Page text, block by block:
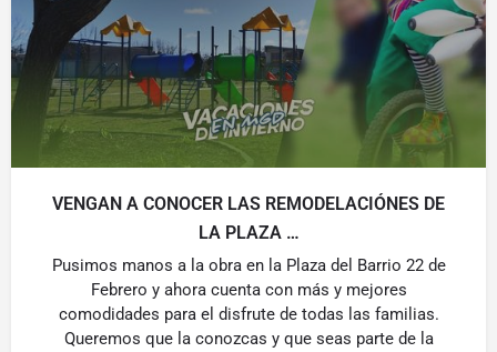
VENGAN A CONOCER LAS REMODELACIÓNES DE
LA PLAZA …
Pusimos manos a la obra en la Plaza del Barrio 22 de
Febrero y ahora cuenta con más y mejores
comodidades para el disfrute de todas las familias.
Queremos que la conozcas y que seas parte de la